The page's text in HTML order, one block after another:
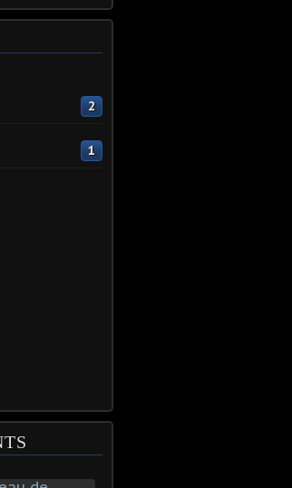
2
1